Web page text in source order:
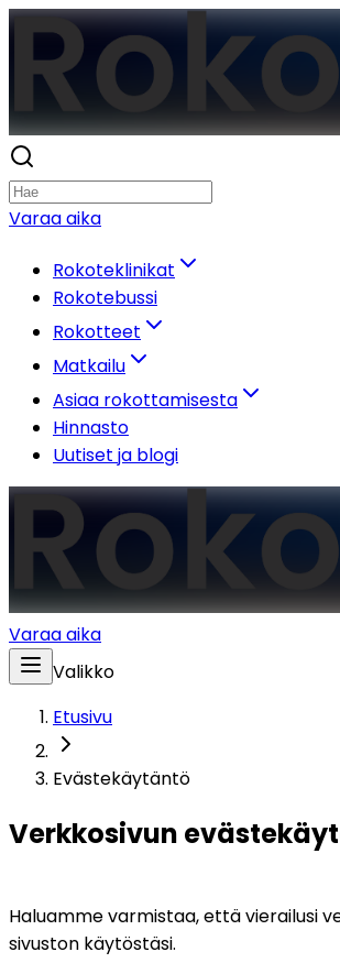
Varaa aika
Rokoteklinikat
Rokotebussi
Rokotteet
Matkailu
Asiaa rokottamisesta
Hinnasto
Uutiset ja blogi
Varaa aika
Valikko
Etusivu
Evästekäytäntö
Verkkosivun
Haluamme varmistaa, että vierailusi
sivuston käytöstäsi.